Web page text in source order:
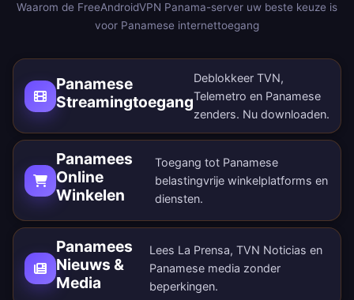
Waarom de FreeAndroidVPN Panama-server uw beste keuze is
voor Panamese internettoegang
Panamese
Streamingtoegang
Deblokkeer TVN,
Telemetro en Panamese
zenders. Nu downloaden.
Panamees
Online
Winkelen
Toegang tot Panamese
belastingvrije winkelplatforms en
diensten.
Panamees
Nieuws &
Media
Lees La Prensa, TVN Noticias en
Panamese media zonder
beperkingen.